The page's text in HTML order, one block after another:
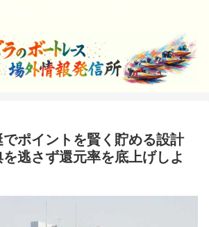
ポイントを賢く貯める設計
逃さず還元率を底上げしよ